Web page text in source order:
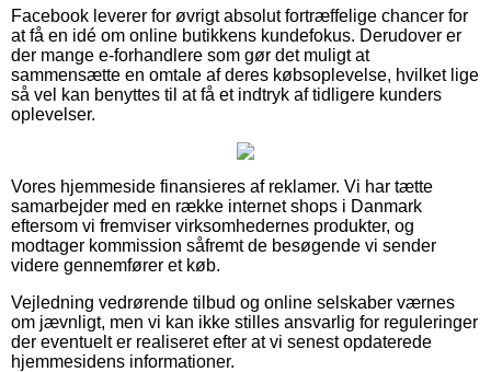
Facebook leverer for øvrigt absolut fortræffelige chancer for
at få en idé om online butikkens kundefokus. Derudover er
der mange e-forhandlere som gør det muligt at
sammensætte en omtale af deres købsoplevelse, hvilket lige
så vel kan benyttes til at få et indtryk af tidligere kunders
oplevelser.
Vores hjemmeside finansieres af reklamer. Vi har tætte
samarbejder med en række internet shops i Danmark
eftersom vi fremviser virksomhedernes produkter, og
modtager kommission såfremt de besøgende vi sender
videre gennemfører et køb.
Vejledning vedrørende tilbud og online selskaber værnes
om jævnligt, men vi kan ikke stilles ansvarlig for reguleringer
der eventuelt er realiseret efter at vi senest opdaterede
hjemmesidens informationer.